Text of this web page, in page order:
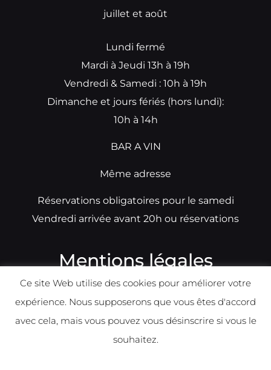
juillet et août
Lundi fermé
Mardi à Jeudi 13h à 19h
Vendredi & Samedi : 10h à 19h
Dimanche et jours fériés (hors lundi):
10h à 14h
BAR A VIN
Même adresse
Réservations obligatoires pour le samedi
Vendredi arrivée avant 20h ou réservations
Mentions légales
Ce site Web utilise des cookies pour améliorer votre
expérience. Nous supposerons que vous êtes d'accord
avec cela, mais vous pouvez vous désinscrire si vous le
souhaitez.